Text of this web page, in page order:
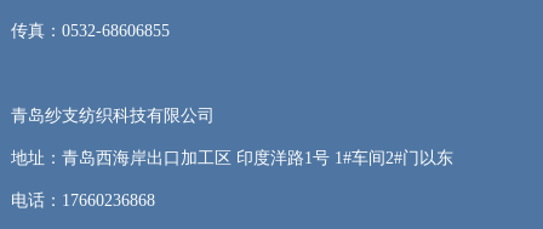
传真：0532-68606855
青岛纱支纺织科技有限公司
地址：青岛西海岸出口加工区 印度洋路1号 1#车间2#门以东
电话：17660236868